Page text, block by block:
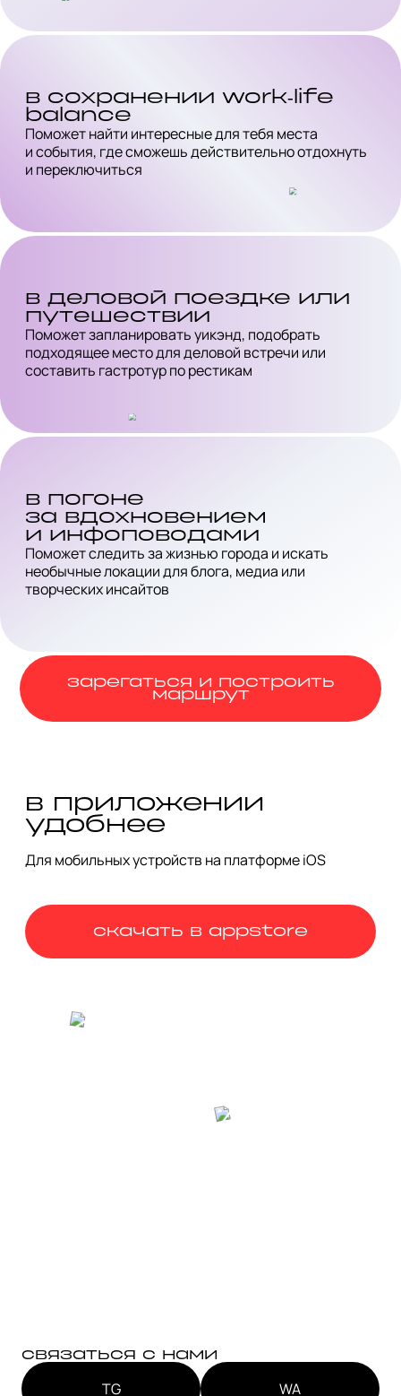
в сохранении work‑life
balance
Поможет найти интересные для тебя места
и события, где сможешь действительно отдохнуть
и переключиться
в деловой поездке или
путешествии
Поможет запланировать уикэнд, подобрать
подходящее место для деловой встречи или
составить гастротур по рестикам
в погоне
за вдохновением
и инфоповодами
Поможет следить за жизнью города и искать
необычные локации для блога, медиа или
творческих инсайтов
зарегаться и построить
маршрут
в приложении
удобнее
Для мобильных устройств на платформе iOS
скачать в appstore
связаться с нами
TG WA